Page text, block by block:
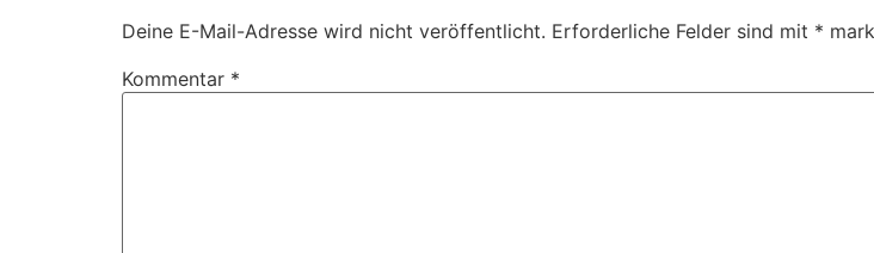
Deine E-Mail-Adresse wird nicht veröffentlicht. Erforderliche Felder sind mit *
Kommentar *